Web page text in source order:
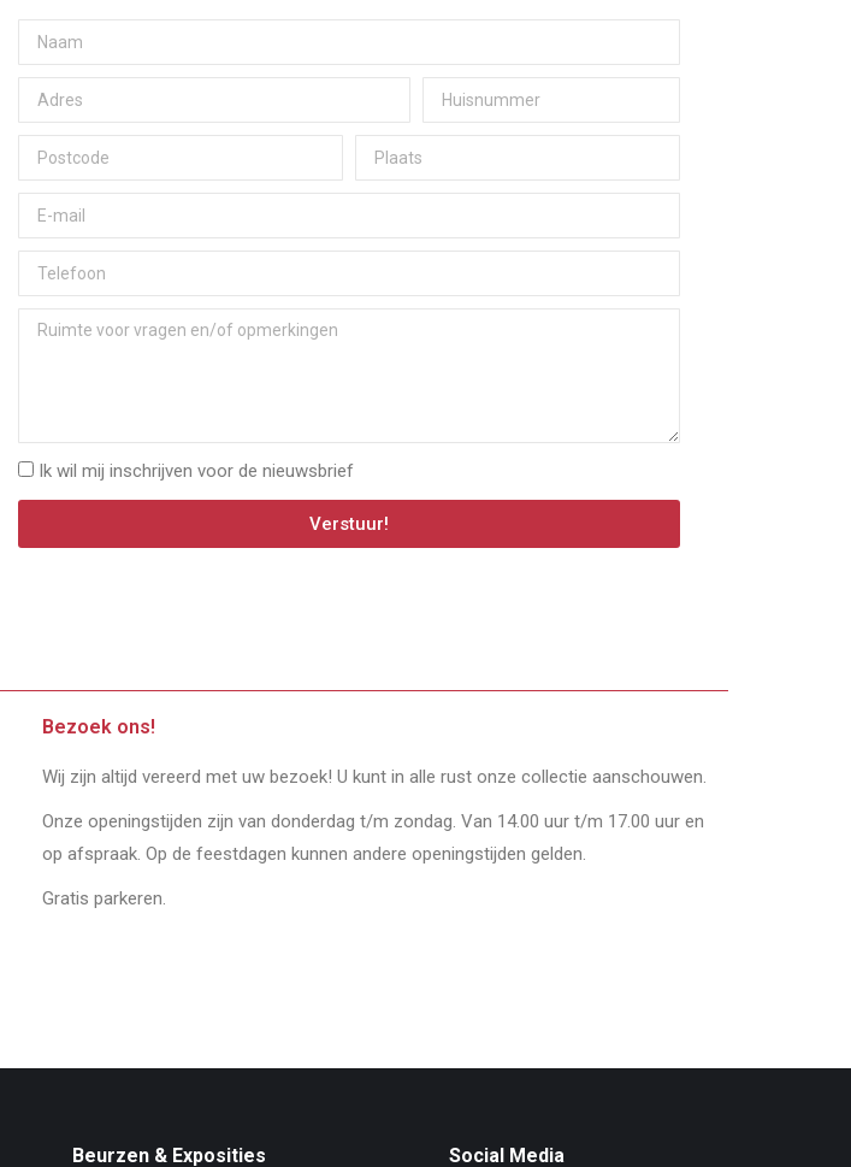
Ik wil mij inschrijven voor de nieuwsbrief
Verstuur!
Bezoek ons!
Wij zijn altijd vereerd met uw bezoek! U kunt in alle rust onze collectie aanschouwen.
Onze openingstijden zijn van donderdag t/m zondag. Van 14.00 uur t/m 17.00 uur en
op afspraak. Op de feestdagen kunnen andere openingstijden gelden.
Gratis parkeren.
Beurzen & Exposities Social Media